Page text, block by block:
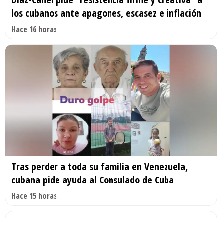
los cubanos ante apagones, escasez e inflación
Hace 16 horas
Tras perder a toda su familia en Venezuela,
cubana pide ayuda al Consulado de Cuba
Hace 15 horas